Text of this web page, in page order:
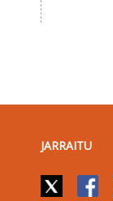
JARRAITU